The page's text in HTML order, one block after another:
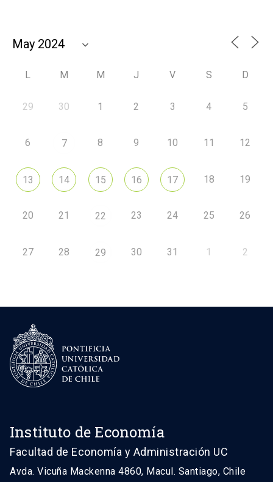
L M M J V S D
29 30 1 2 3 4 5
6 7 8 9 10 11 12
13 14 15 16 17 18 19
20 21 22 23 24 25 26
27 28 29 30 31 1 2
Instituto de Economía
Facultad de Economía y Administración UC
Avda. Vicuña Mackenna 4860, Macul. Santiago, Chile